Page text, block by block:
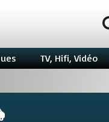
TV, Hifi, Vidéo